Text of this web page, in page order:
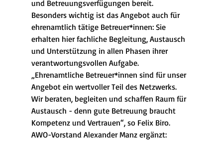
und Betreuungsverfügungen bereit.
Besonders wichtig ist das Angebot auch für
ehrenamtlich tätige Betreuer*innen: Sie
erhalten hier fachliche Begleitung, Austausch
und Unterstützung in allen Phasen ihrer
verantwortungsvollen Aufgabe.
„Ehrenamtliche Betreuer*innen sind für unser
Angebot ein wertvoller Teil des Netzwerks.
Wir beraten, begleiten und schaffen Raum für
Austausch - denn gute Betreuung braucht
Kompetenz und Vertrauen“, so Felix Biro.
AWO-Vorstand Alexander Manz ergänzt: